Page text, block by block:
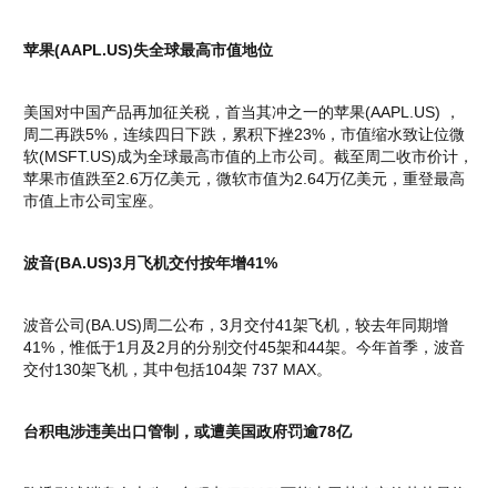
苹果(AAPL.US)失全球最高市值地位
美国对中国产品再加征关税，首当其冲之一的苹果(AAPL.US) ，
周二再跌5%，连续四日下跌，累积下挫23%，市值缩水致让位微
软(MSFT.US)成为全球最高市值的上市公司。截至周二收市价计，
苹果市值跌至2.6万亿美元，微软市值为2.64万亿美元，重登最高
市值上市公司宝座。
波音(BA.US)3月飞机交付按年增41%
波音公司(BA.US)周二公布，3月交付41架飞机，较去年同期增
41%，惟低于1月及2月的分别交付45架和44架。今年首季，波音
交付130架飞机，其中包括104架 737 MAX。
台积电涉违美出口管制，或遭美国政府罚逾78亿